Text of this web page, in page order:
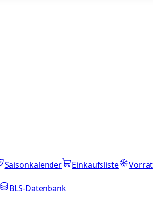
Saisonkalender Einkaufsliste Vorrat
BLS-Datenbank